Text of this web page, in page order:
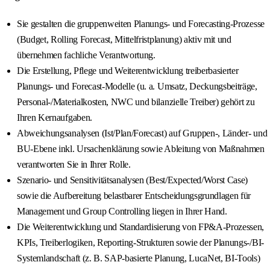
Sie gestalten die gruppenweiten Planungs- und Forecasting-Prozesse
(Budget, Rolling Forecast, Mittelfristplanung) aktiv mit und
übernehmen fachliche Verantwortung.
Die Erstellung, Pflege und Weiterentwicklung treiberbasierter
Planungs- und Forecast-Modelle (u. a. Umsatz, Deckungsbeiträge,
Personal-/Materialkosten, NWC und bilanzielle Treiber) gehört zu
Ihren Kernaufgaben.
Abweichungsanalysen (Ist/Plan/Forecast) auf Gruppen-, Länder- und
BU-Ebene inkl. Ursachenklärung sowie Ableitung von Maßnahmen
verantworten Sie in Ihrer Rolle.
Szenario- und Sensitivitätsanalysen (Best/Expected/Worst Case)
sowie die Aufbereitung belastbarer Entscheidungsgrundlagen für
Management und Group Controlling liegen in Ihrer Hand.
Die Weiterentwicklung und Standardisierung von FP&A-Prozessen,
KPIs, Treiberlogiken, Reporting-Strukturen sowie der Planungs-/BI-
Systemlandschaft (z. B. SAP-basierte Planung, LucaNet, BI-Tools)